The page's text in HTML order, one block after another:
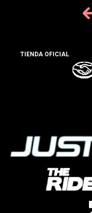
TIENDA OFICIAL